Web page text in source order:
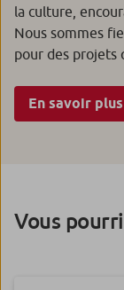
la culture,
Nous sommes
pour des projets
En savoir plus
Vous